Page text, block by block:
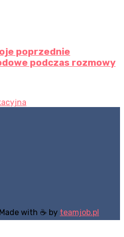
poprzednie
podczas rozmowy
with ☕ by teamjob.pl